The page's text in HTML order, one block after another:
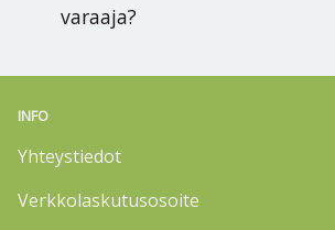
varaaja?
INFO
Yhteystiedot
Verkkolaskutusosoite